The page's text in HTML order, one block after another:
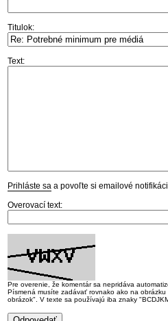
Titulok:
Text:
Prihláste sa a povoľte si emailové
Overovací text:
Pre overenie, že komentár sa nepridáva
Písmená musíte zadávať rovnako ako na
obrázok". V texte sa používajú iba znaky